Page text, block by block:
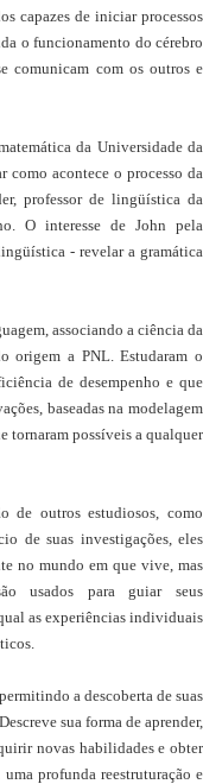
capazes de iniciar processos
o funcionamento do cérebro
comunicam com os outros e
da Universidade da
como acontece o processo da
professor de lingüística da
O interesse de John pela
- revelar a gramática
associando a ciência da
origem a PNL. Estudaram o
de desempenho e que
baseadas na modelagem
tornaram possíveis a qualquer
de outros estudiosos, como
de suas investigações, eles
no mundo em que vive, mas
usados para guiar seus
as experiências individuais
a descoberta de suas
sua forma de aprender,
novas habilidades e obter
profunda reestruturação e